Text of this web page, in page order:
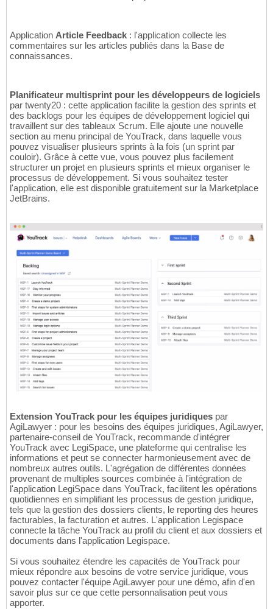
Application Article Feedback : l'application collecte les
commentaires sur les articles publiés dans la Base de
connaissances.
Planificateur multisprint pour les développeurs de logiciels
par twenty20 : cette application facilite la gestion des sprints et
des backlogs pour les équipes de développement logiciel qui
travaillent sur des tableaux Scrum. Elle ajoute une nouvelle
section au menu principal de YouTrack, dans laquelle vous
pouvez visualiser plusieurs sprints à la fois (un sprint par
couloir). Grâce à cette vue, vous pouvez plus facilement
structurer un projet en plusieurs sprints et mieux organiser le
processus de développement. Si vous souhaitez tester
l'application, elle est disponible gratuitement sur la Marketplace
JetBrains.
Extension YouTrack pour les équipes juridiques par
AgiLawyer : pour les besoins des équipes juridiques, AgiLawyer,
partenaire-conseil de YouTrack, recommande d'intégrer
YouTrack avec LegiSpace, une plateforme qui centralise les
informations et peut se connecter harmonieusement avec de
nombreux autres outils. L'agrégation de différentes données
provenant de multiples sources combinée à l'intégration de
l'application LegiSpace dans YouTrack, facilitent les opérations
quotidiennes en simplifiant les processus de gestion juridique,
tels que la gestion des dossiers clients, le reporting des heures
facturables, la facturation et autres. L'application Legispace
connecte la tâche YouTrack au profil du client et aux dossiers et
documents dans l'application Legispace.
Si vous souhaitez étendre les capacités de YouTrack pour
mieux répondre aux besoins de votre service juridique, vous
pouvez contacter l'équipe AgiLawyer pour une démo, afin d'en
savoir plus sur ce que cette personnalisation peut vous
apporter.